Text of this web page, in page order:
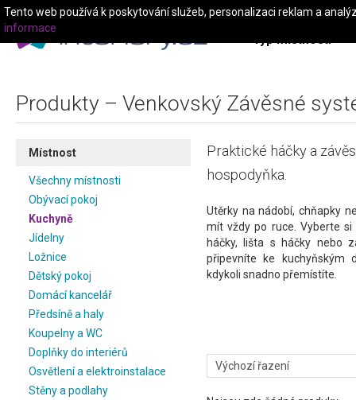
Typ místnosti
Produkty – Venkovský Závěsné
Místnost
Všechny místnosti
Obývací pokoj
Kuchyně
Jídelny
Ložnice
Dětský pokoj
Domácí kancelář
Předsíně a haly
Koupelny a WC
Doplňky do interiérů
Osvětlení a elektroinstalace
Stěny a podlahy
Praktické háčky a
hospodyňka.
Utěrky na nádobí, chňapky
mít vždy po ruce. Vyberte
háčky, lišta s háčky nebo
připevníte ke kuchyňským
kdykoli snadno přemístíte.
Tento web používá k poskytování služeb, personalizaci reklam a
informace